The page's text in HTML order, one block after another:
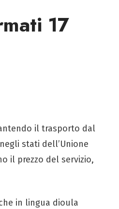
17
il trasporto dal
stati dell’Unione
il prezzo del servizio,
in lingua dioula